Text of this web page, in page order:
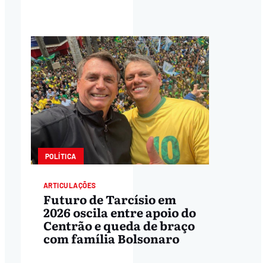
POLÍTICA
ARTICULAÇÕES
Futuro de Tarcísio em
2026 oscila entre apoio do
Centrão e queda de braço
com família Bolsonaro